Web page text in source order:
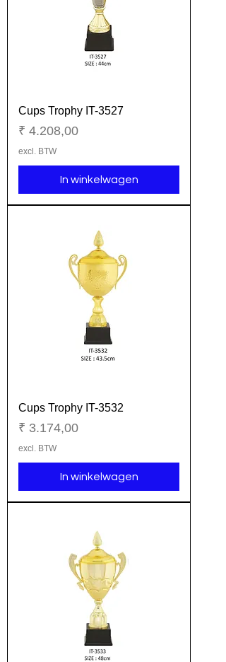
Cups Trophy IT-3527
Prijs
₹ 4.208,00
excl. BTW
In winkelwagen
Cups Trophy IT-3532
Prijs
₹ 3.174,00
excl. BTW
In winkelwagen